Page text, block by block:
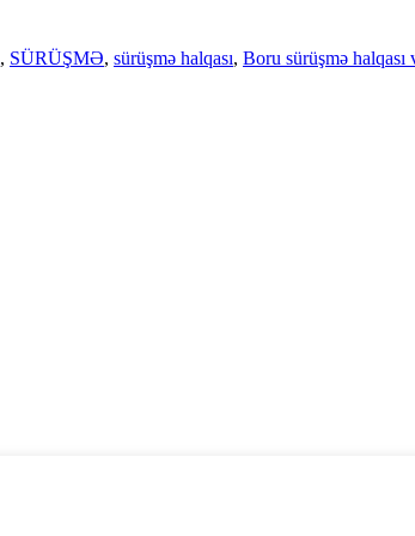
, SÜRÜŞMƏ, sürüşmə halqası, Boru sürüşmə halqası